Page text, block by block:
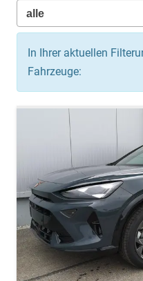
In Ihrer aktuellen
Fahrzeuge: